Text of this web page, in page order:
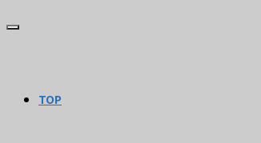
TOP